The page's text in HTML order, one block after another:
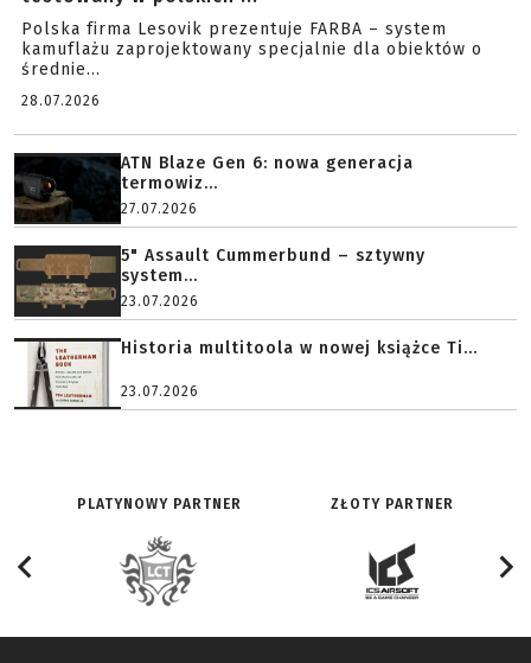
Polska firma Lesovik prezentuje FARBA – system
kamuflażu zaprojektowany specjalnie dla obiektów o
średnie...
28.07.2026
ATN Blaze Gen 6: nowa generacja
termowiz...
27.07.2026
5" Assault Cummerbund – sztywny
system...
23.07.2026
Historia multitoola w nowej książce Ti...
23.07.2026
PLATYNOWY PARTNER ZŁOTY PARTNER